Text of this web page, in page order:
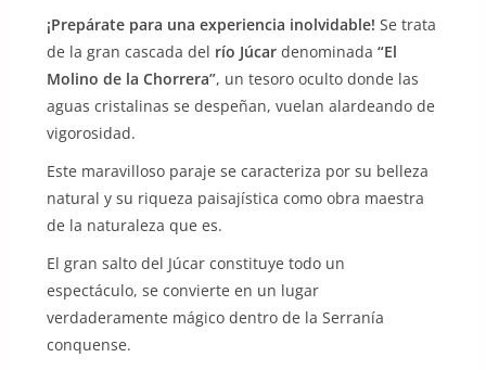
¡Prepárate para una experiencia inolvidable! Se trata
de la gran cascada del río Júcardenominada “El
Molino de la Chorrera”, un tesoro oculto donde las
aguas cristalinas se despeñan, vuelan alardeando de
vigorosidad.
Este maravilloso paraje se caracteriza por su belleza
natural y su riqueza paisajística como obra maestra
de la naturaleza que es.
El gran salto del Júcar constituye todo un
espectáculo, se convierte en un lugar
verdaderamente mágico dentro de la Serranía
conquense.